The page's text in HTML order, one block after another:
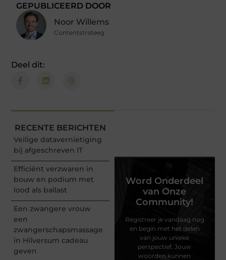
GEPUBLICEERD DOOR
Noor Willems
Contentstrateeg
Deel dit:
RECENTE BERICHTEN
Veilige datavernietiging
bij afgeschreven IT
Efficiënt verzwaren in
bouw en podium met
lood als ballast
Een zwangere vrouw
een
zwangerschapsmassage
in Hilversum cadeau
geven
Word Onderdeel
van Onze
Community!
Registreer je vandaag nog
en begin met het delen
van jouw unieke
perspectief. Jouw
woorden kunnen